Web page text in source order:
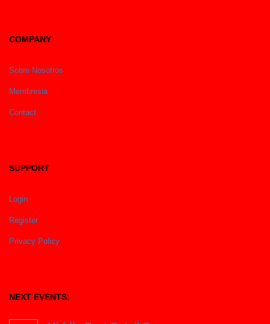
COMPANY
Sobre Nosotros
Membresia
Contact
SUPPORT
Login
Register
Privacy Policy
NEXT EVENTS: